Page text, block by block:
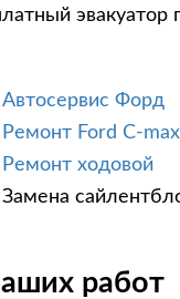
Автосервис Форд
Ремонт Ford C-max
Ремонт ходовой
Замена
работ